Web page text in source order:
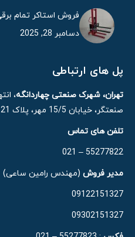
فروش استاکر تمام
دسامبر 28, 2025
پل های ارتباطی
تهران، شهرک صنعتی چهاردانگه،
صنعتگر، خیابان 15/5 مهر، پلاک 21
تلفن های تماس
55277822 – 021
مدیر فروش (مهندس رامین ساعی)
09122151327
09302151327